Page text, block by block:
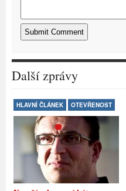
Další zprávy
HLAVNÍ ČLÁNEK OTEVŘENOST